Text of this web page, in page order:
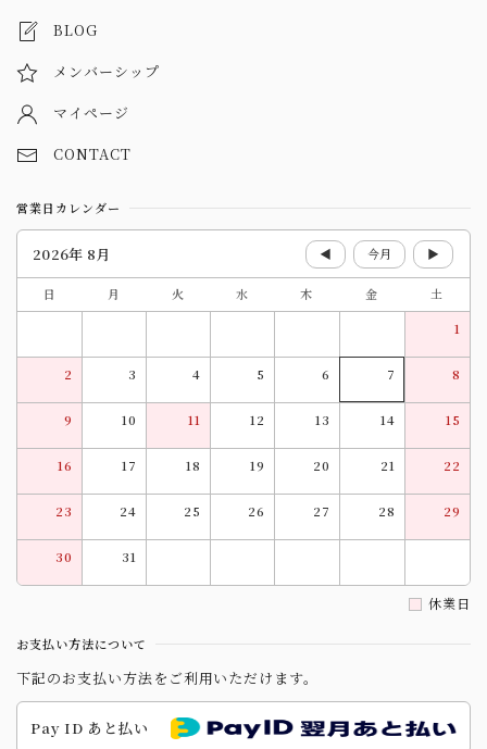
BLOG
メンバーシップ
マイページ
CONTACT
営業日カレンダー
2026年 8月 ◀ 今月 ▶
日 月 火 水 木 金
土
1
2 3 4 5 6 7 8
9 10 11 12 13 14 15
16 17 18 19 20 21 22
23 24 25 26 27 28 29
30 31
休業日
お支払い方法について
下記のお支払い方法をご利用いただけます。
Pay ID あと払い